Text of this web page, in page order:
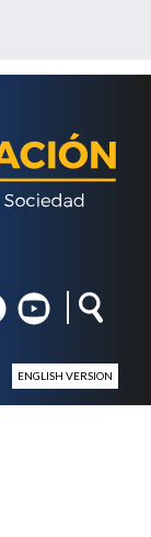
yt
ENGLISH VERSION